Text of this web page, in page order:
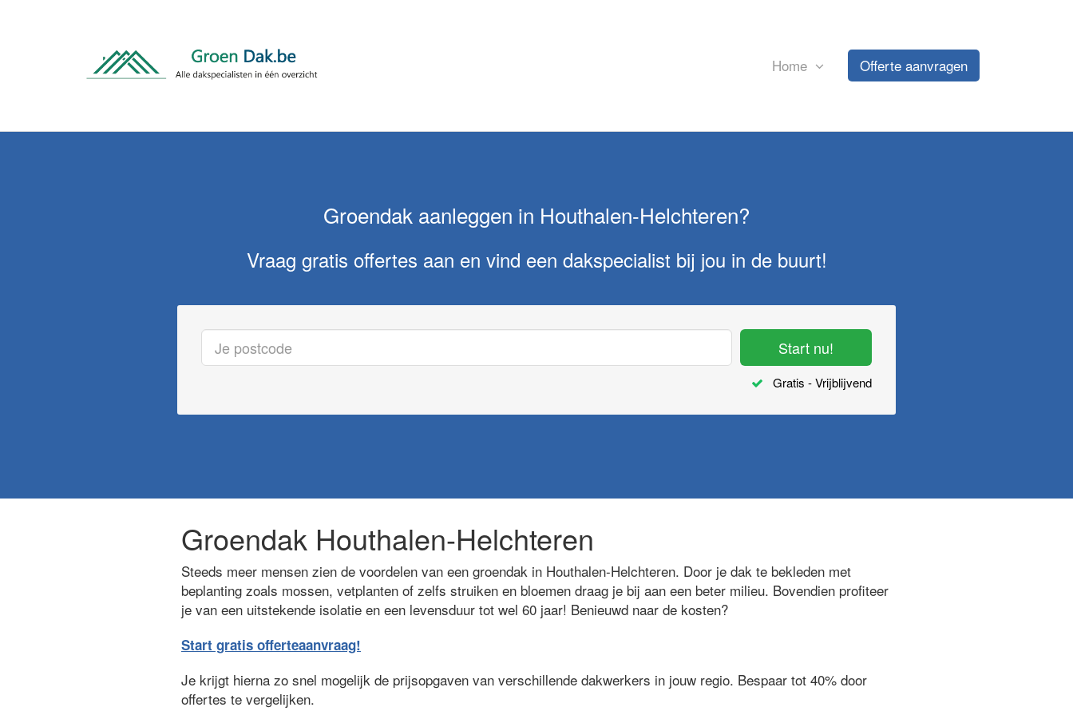
Home Offerte aanvragen
Groendak aanleggen in Houthalen-Helchteren?
Vraag gratis offertes aan en vind een dakspecialist bij jou in de buurt!
Start nu!
Gratis - Vrijblijvend
Groendak Houthalen-Helchteren
Steeds meer mensen zien de voordelen van een groendak in Houthalen-Helchteren. Door je dak te bekleden met
beplanting zoals mossen, vetplanten of zelfs struiken en bloemen draag je bij aan een beter milieu. Bovendien profiteer
je van een uitstekende isolatie en een levensduur tot wel 60 jaar! Benieuwd naar de kosten?
Start gratis offerteaanvraag!
Je krijgt hierna zo snel mogelijk de prijsopgaven van verschillende dakwerkers in jouw regio. Bespaar tot 40% door
offertes te vergelijken.